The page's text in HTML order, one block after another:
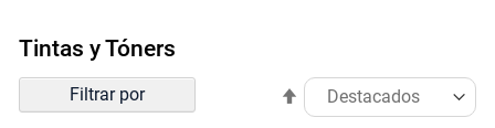
Tintas y Tóners
Ordenar
por Establecer
dirección
Filtrar por